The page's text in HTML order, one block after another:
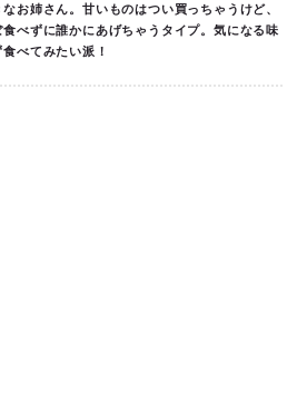
お姉さん。甘いものはつい買っちゃうけど、
食べずに誰かにあげちゃうタイプ。気になる味
べてみたい派！